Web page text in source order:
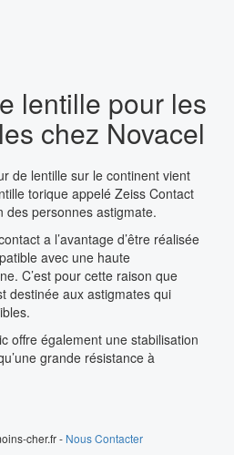
lentille pour les
chez Novacel
de lentille sur le continent vient
torique appelé Zeiss Contact
des personnes astigmate.
a l’avantage d’être réalisée
avec une haute
C’est pour cette raison que
destinée aux astigmates qui
offre également une stabilisation
grande résistance à
cher.fr - Nous Contacter